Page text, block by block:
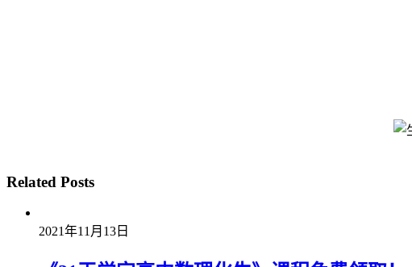
Related Posts
2021年11月13日